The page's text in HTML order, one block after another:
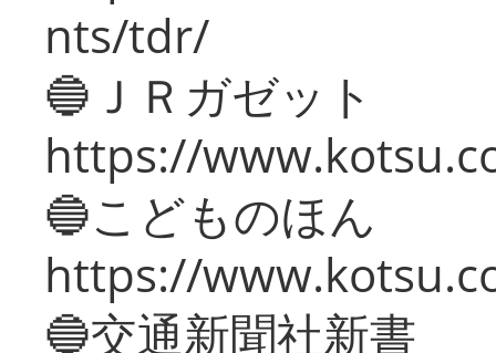
nts/tdr/
🔵ＪＲガゼット
https://
🔵こどものほん
https://
🔵交通新聞社新書